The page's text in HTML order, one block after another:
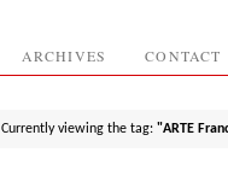
ARCHIVES CONTACT
Currently viewing the tag: "ARTE